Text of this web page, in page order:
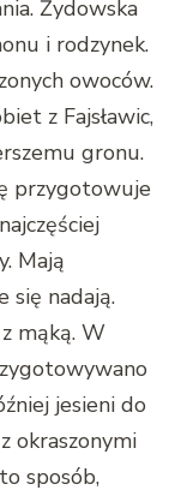
Żydowska
i rodzynek.
owoców.
z Fajsławic,
gronu.
przygotowuje
Mają
się nadają.
mąką. W
jesieni do
okraszonymi
sposób,